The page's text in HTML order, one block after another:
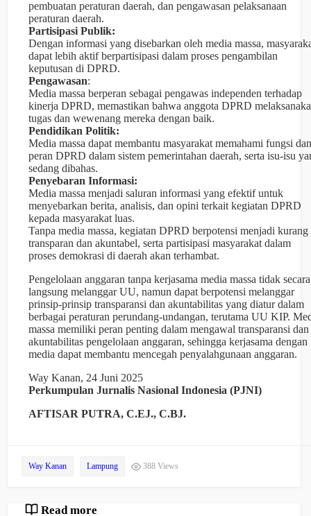
pembuatan peraturan daerah, dan pengawasan pelaksanaan
peraturan daerah.
Partisipasi Publik:
Dengan informasi yang disebarkan oleh media massa,
dapat lebih aktif berpartisipasi dalam proses pengambilan
keputusan di DPRD.
Pengawasan:
Media massa berperan sebagai pengawas independen terhadap
kinerja DPRD, memastikan bahwa anggota DPRD
tugas dan wewenang mereka dengan baik.
Pendidikan Politik:
Media massa dapat membantu masyarakat memahami fungsi dan
peran DPRD dalam sistem pemerintahan daerah, serta isu-isu
sedang dibahas.
Penyebaran Informasi:
Media massa menjadi saluran informasi yang efektif untuk
menyebarkan berita, analisis, dan opini terkait kegiatan DPRD
kepada masyarakat luas.
Tanpa media massa, kegiatan DPRD berpotensi menjadi kurang
transparan dan akuntabel, serta partisipasi masyarakat dalam
proses demokrasi di daerah akan terhambat.
Pengelolaan anggaran tanpa kerjasama media massa tidak secara
langsung melanggar UU, namun dapat berpotensi melanggar
prinsip-prinsip transparansi dan akuntabilitas yang diatur dalam
berbagai peraturan perundang-undangan, terutama UU KIP.
massa memiliki peran penting dalam mengawal transparansi dan
akuntabilitas pengelolaan anggaran, sehingga kerjasama dengan
media dapat membantu mencegah penyalahgunaan anggaran.
Way Kanan, 24 Juni 2025
Perkumpulan Jurnalis Nasional Indonesia (PJNI)
AFTISAR PUTRA, C.EJ., C.BJ.
Way Kanan Lampung 388 Views
Read more